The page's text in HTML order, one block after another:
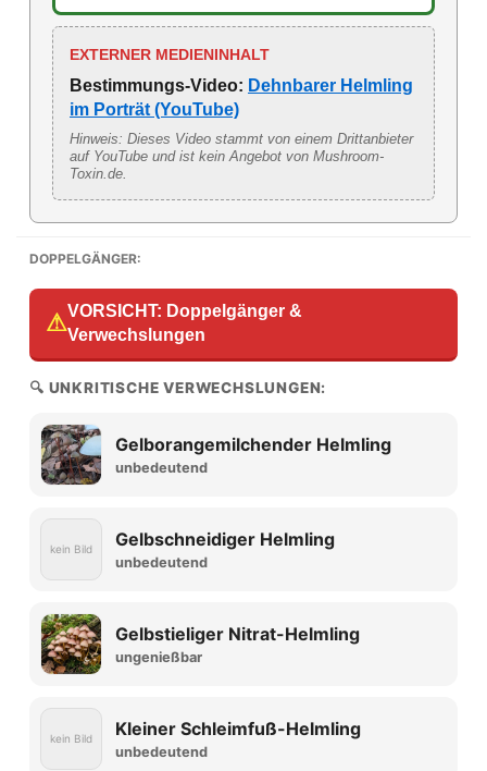
EXTERNER MEDIENINHALT
Bestimmungs-Video: Dehnbarer Helmling
im Porträt (YouTube)
Hinweis: Dieses Video stammt von einem Drittanbieter
auf YouTube und ist kein Angebot von Mushroom-
Toxin.de.
DOPPELGÄNGER:
⚠VORSICHT: Doppelgänger &
Verwechslungen
🔍 UNKRITISCHE VERWECHSLUNGEN:
Gelborangemilchender Helmling
unbedeutend
kein Bild Gelbschneidiger Helmling
unbedeutend
Gelbstieliger Nitrat-Helmling
ungenießbar
kein Bild Kleiner Schleimfuß-Helmling
unbedeutend